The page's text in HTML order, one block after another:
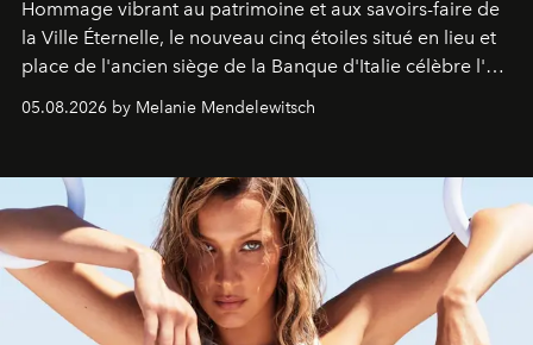
Hommage vibrant au patrimoine et aux savoirs-faire de
la Ville Éternelle, le nouveau cinq étoiles situé en lieu et
place de l'ancien siège de la Banque d'Italie célèbre l'art
de vivre Romain dans toute son élégance intemporelle.
05.08.2026 by Melanie Mendelewitsch